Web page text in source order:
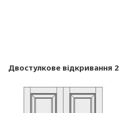
Двостулкове відкривання 2